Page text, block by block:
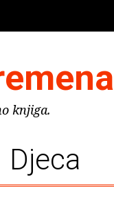
knjiga.
Djeca